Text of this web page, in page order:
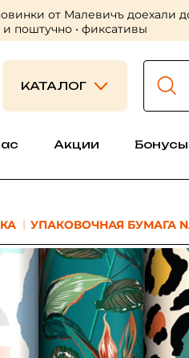
от Малевичъ доехали
и поштучно • фиксативы
КАТАЛОГ
Акции Бонусы
УПАКОВОЧНАЯ БУМАГА